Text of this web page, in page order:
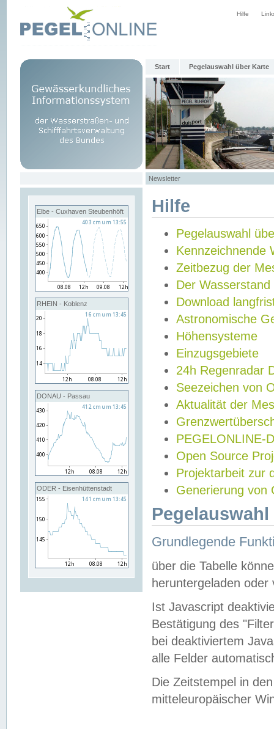
Hilfe
Start Pegelauswahl über Karte
Newsletter
Elbe - Cuxhaven Steubenhöft
RHEIN - Koblenz
DONAU - Passau
ODER - Eisenhüttenstadt
Hilfe
Pegelauswahl
Kennzeichnende
Zeitbezug der
Der Wasserstand
Download
Astronomische
Höhensysteme
Einzugsgebiete
24h Regenradar
Seezeichen von
Aktualität der
PEGELONLINE-
Open Source
Projektarbeit zur
Generierung von
Grundlegende
über die Tabelle
heruntergeladen oder
Ist Javascript
Bestätigung des
bei deaktiviertem
alle Felder
Die Zeitstempel in
mitteleuropäischer